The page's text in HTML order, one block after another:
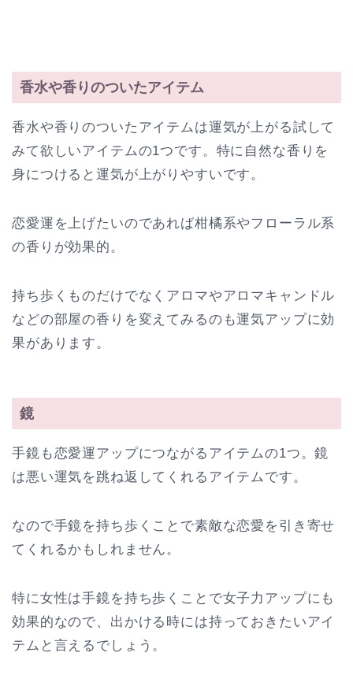
香水や香りのついたアイテム
香水や香りのついたアイテムは運気が上がる試して
みて欲しいアイテムの1つです。特に自然な香りを
身につけると運気が上がりやすいです。
恋愛運を上げたいのであれば柑橘系やフローラル系
の香りが効果的。
持ち歩くものだけでなくアロマやアロマキャンドル
などの部屋の香りを変えてみるのも運気アップに効
果があります。
鏡
手鏡も恋愛運アップにつながるアイテムの1つ。鏡
は悪い運気を跳ね返してくれるアイテムです。
なので手鏡を持ち歩くことで素敵な恋愛を引き寄せ
てくれるかもしれません。
特に女性は手鏡を持ち歩くことで女子力アップにも
効果的なので、出かける時には持っておきたいアイ
テムと言えるでしょう。